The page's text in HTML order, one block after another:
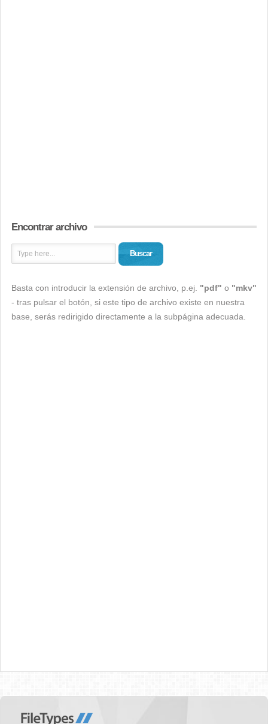
Encontrar archivo
Buscar
Basta con introducir la extensión de archivo, p.ej. "pdf" o "mkv"
- tras pulsar el botón, si este tipo de archivo existe en nuestra
base, serás redirigido directamente a la subpágina adecuada.